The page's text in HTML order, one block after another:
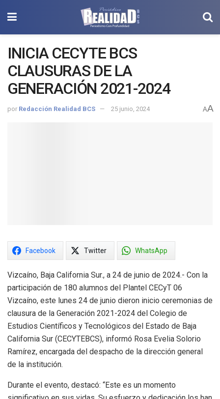
INICIA CECYTE BCS
CLAUSURAS DE LA
GENERACIÓN 2021-2024
por Redacción Realidad BCS 25 junio, 2024 AA
Facebook Twitter WhatsApp
Vizcaíno, Baja California Sur., a 24 de junio de 2024.- Con la
participación de 180 alumnos del Plantel CECyT 06
Vizcaíno, este lunes 24 de junio dieron inicio ceremonias de
clausura de la Generación 2021-2024 del Colegio de
Estudios Científicos y Tecnológicos del Estado de Baja
California Sur (CECYTEBCS), informó Rosa Evelia Solorio
Ramírez, encargada del despacho de la dirección general
de la institución.
Durante el evento, destacó: “Este es un momento